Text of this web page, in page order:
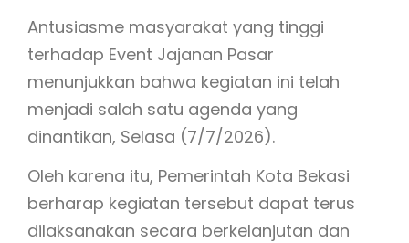
Antusiasme masyarakat yang tinggi
terhadap Event Jajanan Pasar
menunjukkan bahwa kegiatan ini telah
menjadi salah satu agenda yang
dinantikan, Selasa (7/7/2026).
Oleh karena itu, Pemerintah Kota Bekasi
berharap kegiatan tersebut dapat terus
dilaksanakan secara berkelanjutan dan